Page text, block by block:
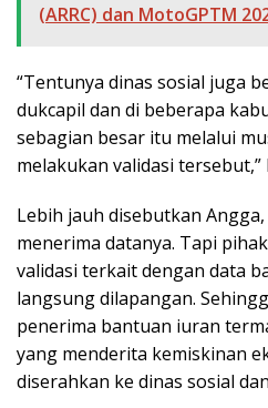
(ARRC) dan MotoGPTM
“Tentunya dinas sosial juga
dukcapil dan di beberapa
sebagian besar itu melalui
melakukan validasi tersebut,”
Lebih jauh disebutkan Angga,
menerima datanya. Tapi
validasi terkait dengan data
langsung dilapangan.
penerima bantuan iuran
yang menderita kemiskinan
diserahkan ke dinas sosial